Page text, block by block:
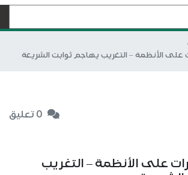
على الأنظمة – التغريب يهاجم ثوابت الشريعة
0 تعليق
على الأنظمة – التغريب